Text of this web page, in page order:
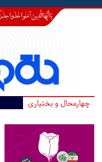
چهارمحال و بختیاری